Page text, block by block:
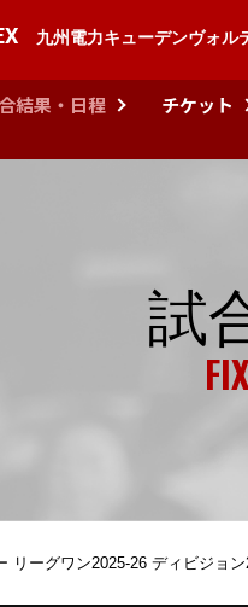
九州電力キューデンヴォル
結果・日程 チケット
試
リーグワン2025-26 ディビジョ